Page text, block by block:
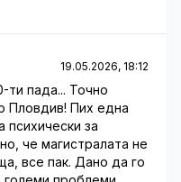
19.05.2026, 18:12
ти пада... Точно
Пловдив! Пих една
психически за
че магистралата не
все пак. Дано да го